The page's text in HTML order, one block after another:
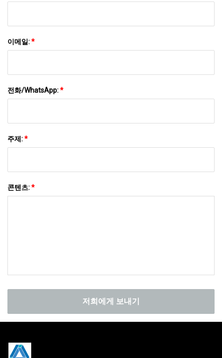
이메일:*
전화/WhatsApp:*
주제:*
콘텐츠:*
저희에게 보내기